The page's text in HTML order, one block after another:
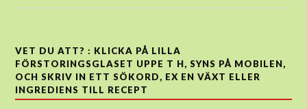
VET DU ATT? : KLICKA PÅ LILLA
FÖRSTORINGSGLASET UPPE T H, SYNS PÅ MOBILEN,
OCH SKRIV IN ETT SÖKORD, EX EN VÄXT ELLER
INGREDIENS TILL RECEPT